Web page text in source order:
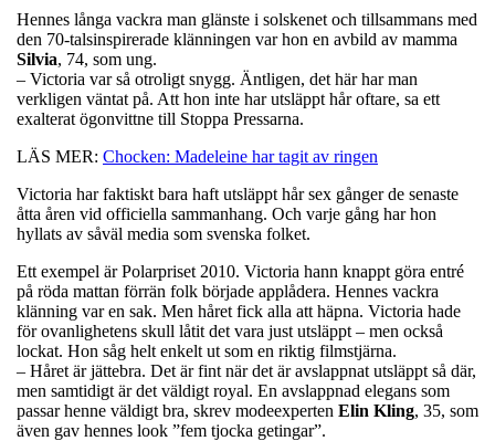
Hennes långa vackra man glänste i solskenet och tillsammans med
den 70-talsinspirerade klänningen var hon en avbild av mamma
Silvia, 74, som ung.
– Victoria var så otroligt snygg. Äntligen, det här har man
verkligen väntat på. Att hon inte har utsläppt hår oftare, sa ett
exalterat ögonvittne till Stoppa Pressarna.
LÄS MER: Chocken: Madeleine har tagit av ringen
Victoria har faktiskt bara haft utsläppt hår sex gånger de senaste
åtta åren vid officiella sammanhang. Och varje gång har hon
hyllats av såväl media som svenska folket.
Ett exempel är Polarpriset 2010. Victoria hann knappt göra entré
på röda mattan förrän folk började applådera. Hennes vackra
klänning var en sak. Men håret fick alla att häpna. Victoria hade
för ovanlighetens skull låtit det vara just utsläppt – men också
lockat. Hon såg helt enkelt ut som en riktig filmstjärna.
– Håret är jättebra. Det är fint när det är avslappnat utsläppt så där,
men samtidigt är det väldigt royal. En avslappnad elegans som
passar henne väldigt bra, skrev modeexperten Elin Kling, 35, som
även gav hennes look ”fem tjocka getingar”.